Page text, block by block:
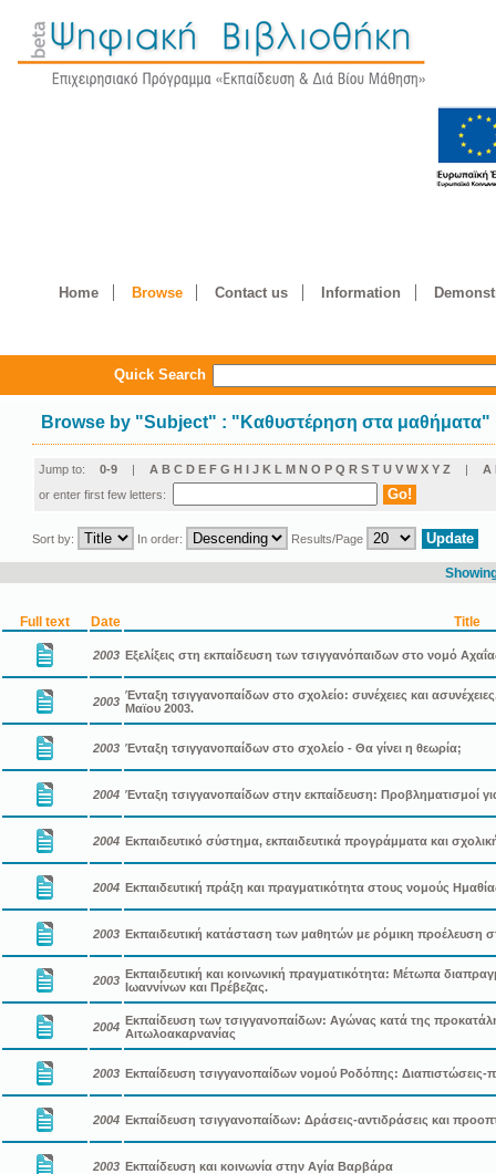
Home Browse Contact us Information
Quick Search
Browse by "Subject" : "Καθυστέρηση στα μαθήματα"
Jump to: 0-9 | A B C D E F G H I J K L M N O P Q R S T U V W X Y Z | Α
or enter first few letters:
Sort by: In order: Results/Page
Full text Date Title
2003 Εξελίξεις στη εκπαίδευση των τσιγγανόπαιδων στο νομό
2003 Ένταξη τσιγγανοπαίδων στο σχολείο: συνέχειες και
Μαϊου 2003.
2003 Ένταξη τσιγγανοπαίδων στο σχολείο - Θα γίνει η θεωρία;
2004 Ένταξη τσιγγανοπαίδων στην εκπαίδευση: Προβληματισμοί
2004 Εκπαιδευτικό σύστημα, εκπαιδευτικά προγράμματα και
2004 Εκπαιδευτική πράξη και πραγματικότητα στους νομούς
2003 Εκπαιδευτική κατάσταση των μαθητών με ρόμικη προέλευση
2003 Εκπαιδευτική και κοινωνική πραγματικότητα: Μέτωπα
Ιωαννίνων και Πρέβεζας.
2004 Εκπαίδευση των τσιγγανοπαίδων: Αγώνας κατά της
Αιτωλοακαρνανίας
2003 Εκπαίδευση τσιγγανοπαίδων νομού Ροδόπης: Διαπιστώσεις-
2004 Εκπαίδευση τσιγγανοπαίδων: Δράσεις-αντιδράσεις και
2003 Εκπαίδευση και κοινωνία στην Αγία Βαρβάρα